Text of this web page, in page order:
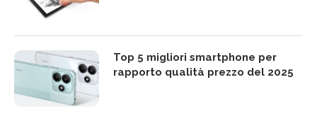
Top 5 migliori smartphone per
rapporto qualità prezzo del 2025